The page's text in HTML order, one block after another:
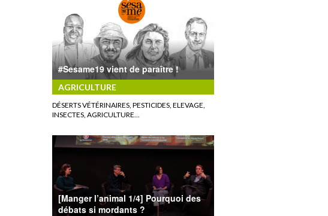
#Sesame19 vient de paraître !
AGRICULTURE
DÉSERTS VÉTÉRINAIRES, PESTICIDES, ELEVAGE,
INSECTES, AGRICULTURE…
[Manger l’animal 1/4] Pourquoi des
débats si mordants ?